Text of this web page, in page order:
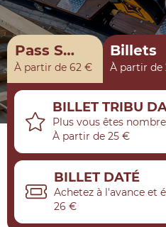
Pass Saison
À partir de 62 €
Billets
À partir de
BILLET TRIBU
Plus vous êtes
À partir de 25 €
BILLET DATÉ
Achetez à l'avance et
26 €